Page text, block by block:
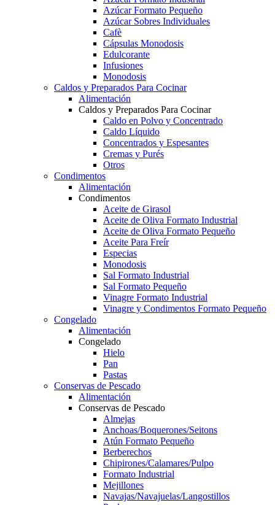
Azúcar Formato Pequeño
Azúcar Sobres Individuales
Cafè
Cápsulas Monodosis
Edulcorante
Infusiones
Monodosis
Caldos y Preparados Para Cocinar
Alimentación
Caldos y Preparados Para Cocinar
Caldo en Polvo y Concentrado
Caldo Líquido
Concentrados y Espesantes
Cremas y Purés
Otros
Condimentos
Alimentación
Condimentos
Aceite de Girasol
Aceite de Oliva Formato Industrial
Aceite de Oliva Formato Pequeño
Aceite Para Freír
Especias
Monodosis
Sal Formato Industrial
Sal Formato Pequeño
Vinagre Formato Industrial
Vinagre y Condimentos Formato Pequeño
Congelado
Alimentación
Congelado
Hielo
Pan
Pastas
Conservas de Pescado
Alimentación
Conservas de Pescado
Almejas
Anchoas/Boquerones/Seitons
Atún Formato Pequeño
Berberechos
Chipirones/Calamares/Pulpo
Formato Industrial
Mejillones
Navajas/Navajuelas/Langostillos